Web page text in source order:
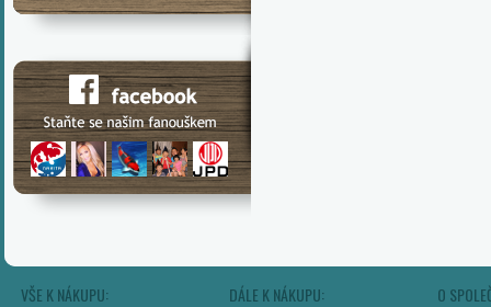
VŠE K NÁKUPU: DÁLE K NÁKUPU: O